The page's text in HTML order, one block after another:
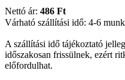
Nettó ár: 486 Ft
Várható szállítási idő: 4-6
A szállítási idő tájékoztató
időszakosan frissülnek, ezért
előfordulhat.